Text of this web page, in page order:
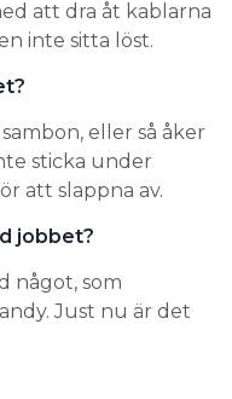
att dra åt kablarna
inte sitta löst.
eller så åker
sticka under
att slappna av.
jobbet?
något, som
Just nu är det